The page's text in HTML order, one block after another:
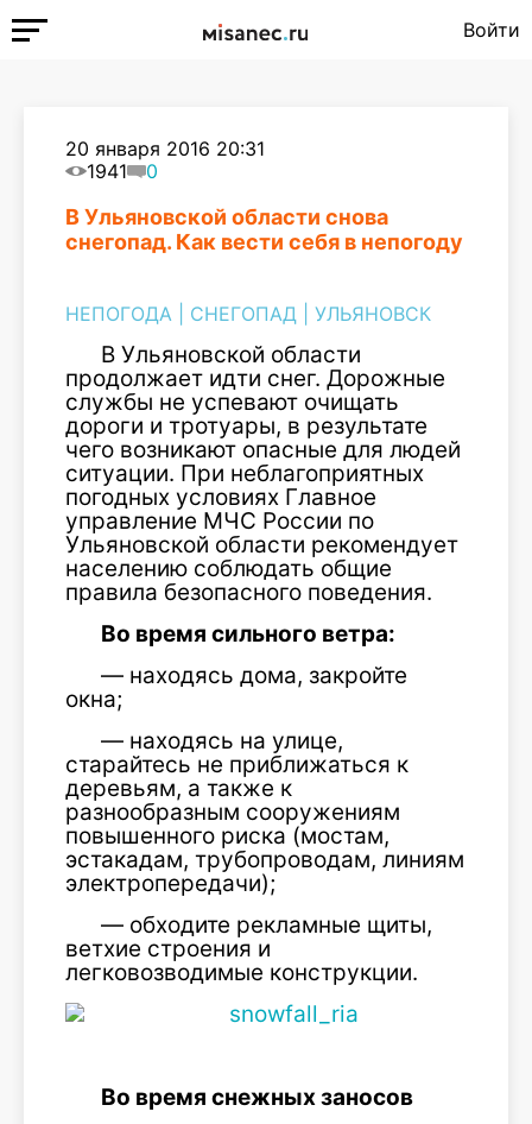
Войти
20 января 2016 20:31
1941
0
В Ульяновской области снова
снегопад. Как вести себя в непогоду
НЕПОГОДА СНЕГОПАД УЛЬЯНОВСК
В Ульяновской области
продолжает идти снег. Дорожные
службы не успевают очищать
дороги и тротуары, в результате
чего возникают опасные для людей
ситуации. При неблагоприятных
погодных условиях Главное
управление МЧС России по
Ульяновской области рекомендует
населению соблюдать общие
правила безопасного поведения.
Во время сильного ветра:
— находясь дома, закройте
окна;
— находясь на улице,
старайтесь не приближаться к
деревьям, а также к
разнообразным сооружениям
повышенного риска (мостам,
эстакадам, трубопроводам, линиям
электропередачи);
— обходите рекламные щиты,
ветхие строения и
легковозводимые конструкции.
Во время снежных заносов